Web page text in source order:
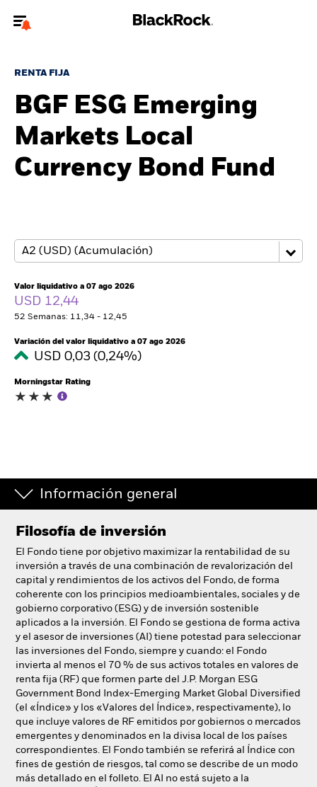
particulares.
relevante, por favor, actualiza tu tipo de usuario.
Quiénes somos
Productos
Educación
Particulares
Change location
Nuestra compañía
RENTA FIJA
BGF ESG Emerging
Markets Local
Currency Bond Fund
Valor liquidativo a 07 ago 2026
USD 12,44
52 Semanas: 11,34 - 12,45
Variación del valor liquidativo a 07 ago 2026
USD 0,03 (0,24%)
Morningstar Rating
Información general
Filosofía de inversión
El Fondo tiene por objetivo maximizar la rentabilidad de su
inversión a través de una combinación de revalorización del
capital y rendimientos de los activos del Fondo, de forma
coherente con los principios medioambientales, sociales y de
gobierno corporativo (ESG) y de inversión sostenible
aplicados a la inversión. El Fondo se gestiona de forma activa
y el asesor de inversiones (AI) tiene potestad para seleccionar
las inversiones del Fondo, siempre y cuando: el Fondo
invierta al menos el 70 % de sus activos totales en valores de
renta fija (RF) que formen parte del J.P. Morgan ESG
Government Bond Index-Emerging Market Global Diversified
(el «Índice» y los «Valores del Índice», respectivamente), lo
que incluye valores de RF emitidos por gobiernos o mercados
emergentes y denominados en la divisa local de los países
correspondientes. El Fondo también se referirá al Índice con
fines de gestión de riesgos, tal como se describe de un modo
más detallado en el folleto. El AI no está sujeto a la